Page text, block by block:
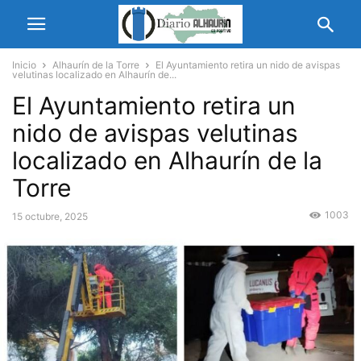
Inicio Alhaurín de la Torre
El Ayuntamiento retira un nido de avispas
velutinas localizado en Alhaurín de...
El Ayuntamiento retira un
nido de avispas velutinas
localizado en Alhaurín de la
Torre
15 octubre, 2025 1003